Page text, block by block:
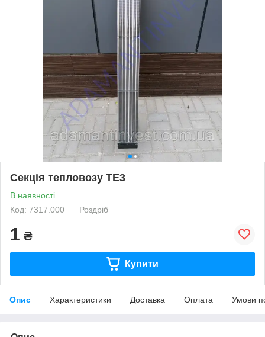
Секція тепловозу ТЕ3
В наявності
Код: 7317.000
Роздріб
1 ₴
Купити
Опис Характеристики Доставка Оплата Умови